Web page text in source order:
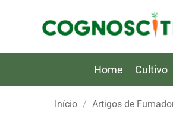
Home Cultivo
Início / Artigos de